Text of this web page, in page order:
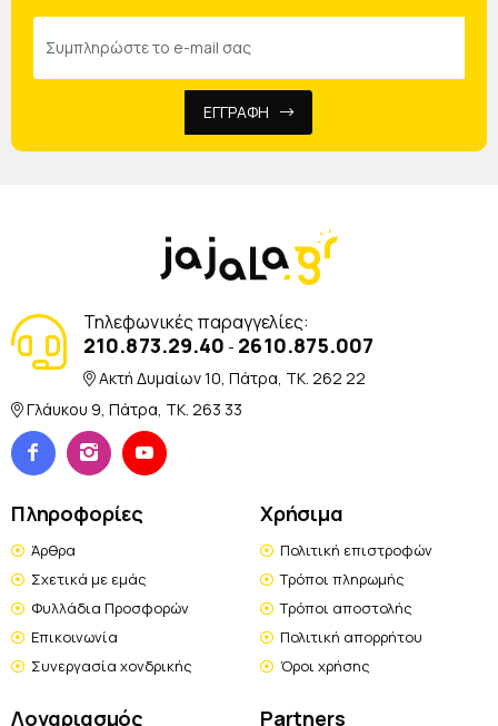
ΕΓΓΡΑΦΗ
Τηλεφωνικές παραγγελίες:
210.873.29.40 - 2610.875.007
Ακτή Δυμαίων 10, Πάτρα, TK. 262 22
Γλάυκου 9, Πάτρα, TK. 263 33
Πληροφορίες
Άρθρα
Σχετικά με εμάς
Φυλλάδια Προσφορών
Επικοινωνία
Συνεργασία χονδρικής
Χρήσιμα
Πολιτική επιστροφών
Τρόποι πληρωμής
Τρόποι αποστολής
Πολιτική απορρήτου
Όροι χρήσης
Λογαριασμός Partners